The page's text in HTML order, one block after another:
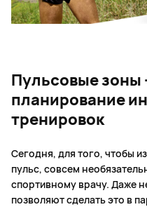
Пульсовые зоны
планирование
тренировок
Сегодня, для того, чтобы
пульс, совсем
спортивному врачу. Даже
позволяют сделать это в